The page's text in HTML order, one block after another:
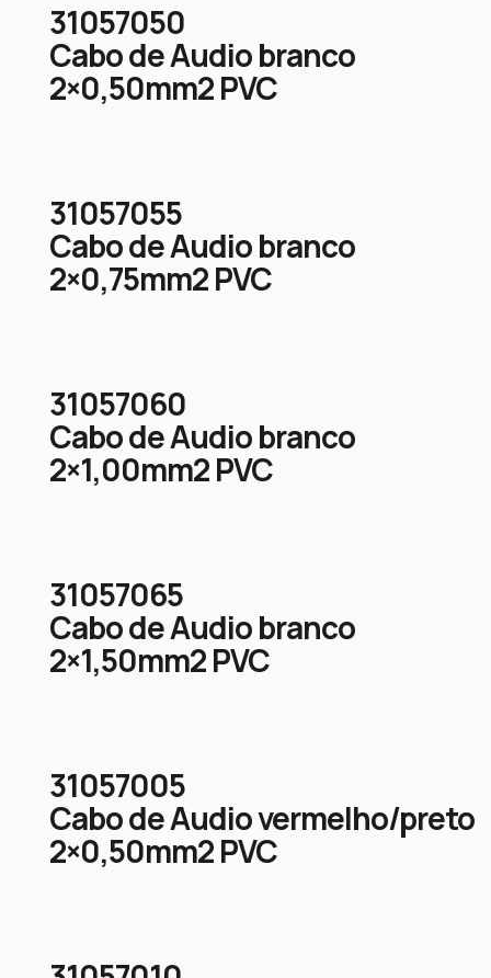
31057050
Cabo de Audio branco
2×0,50mm2 PVC
31057055
Cabo de Audio branco
2×0,75mm2 PVC
31057060
Cabo de Audio branco
2×1,00mm2 PVC
31057065
Cabo de Audio branco
2×1,50mm2 PVC
31057005
Cabo de Audio vermelho/preto
2×0,50mm2 PVC